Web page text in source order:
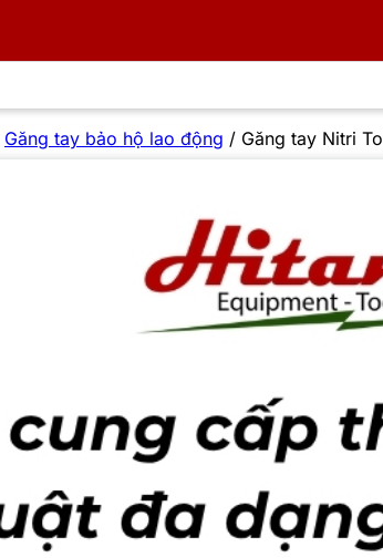
Găng tay bảo hộ lao động / Găng tay Nitri